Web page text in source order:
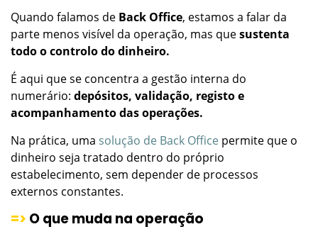
Quando falamos de Back Office, estamos a falar da
parte menos visível da operação, mas quesustenta
todo o controlo do dinheiro.
É aqui que se concentra a gestão interna do
numerário: depósitos, validação, registo e
acompanhamento das operações.
Na prática, uma solução de Back Office permite que o
dinheiro seja tratado dentro do próprio
estabelecimento, sem depender de processos
externos constantes.
=> O que muda na operação